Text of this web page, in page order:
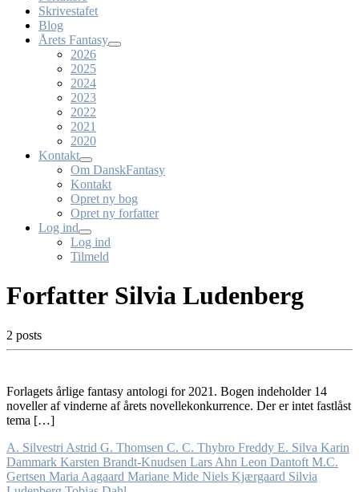
Skrivestafet
Blog
Årets Fantasy
2026
2025
2024
2023
2022
2021
2020
Kontakt
Om DanskFantasy
Kontakt
Opret ny bog
Opret ny forfatter
Log ind
Log ind
Tilmeld
Forfatter Silvia Ludenberg
2 posts
Forlagets årlige fantasy antologi for 2021. Bogen indeholder 14
noveller af vinderne af årets novellekonkurrence. Der er intet fastlåst
tema […]
A. Silvestri Astrid G. Thomsen C. C. Thybro Freddy E. Silva Karin
Dammark Karsten Brandt-Knudsen Lars Ahn Leon Dantoft M.C.
Gertsen Maria Aagaard Mariane Mide Niels Kjærgaard Silvia